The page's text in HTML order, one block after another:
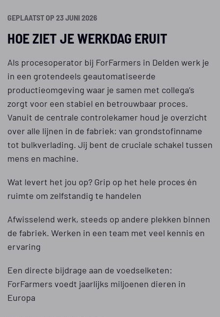
GEPLAATST OP 23 JUNI 2026
HOE ZIET JE WERKDAG ERUIT
Als procesoperator bij ForFarmers in Delden werk je
in een grotendeels geautomatiseerde
productieomgeving waar je samen met collega’s
zorgt voor een stabiel en betrouwbaar proces.
Vanuit de centrale controlekamer houd je overzicht
over alle lijnen in de fabriek: van grondstofinname
tot bulkverlading. Jij bent de cruciale schakel tussen
mens en machine.
Wat levert het jou op? Grip op het hele proces én
ruimte om zelfstandig te handelen
Afwisselend werk, steeds op andere plekken binnen
de fabriek. Werken in een team met veel kennis en
ervaring
Een directe bijdrage aan de voedselketen:
ForFarmers voedt jaarlijks miljoenen dieren in
Europa